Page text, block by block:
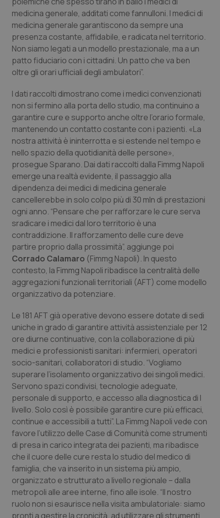
Lombardia
Marche
Molise
Piemonte
Provincia Autonoma di Bolzano
Provincia Autonoma di Trento
Puglia
Sardegna
Sicilia
Toscana
Umbria
Valle D’Aosta
Veneto
Dolore
Donna & Salute
Epatiti
HIV
Infezioni & Febbre
Ipertensione & Scompenso
Malattie rare
Malattia di Crohn & Rettocolite Ulcerosa
Neuroscienze & patologie neurodegenerative
Obesità
Oftalmologia
Oncodermatologia
Oncoematologia
Oncologia & Nutrizione
Psoriasi & pelle
Quotidiano Cardiologia
Quotidiano Chirurgia
Quotidiano Oncologia
Quotidiano Pediatria
Rene & patologie urogenitali
medicina generale, additati come fannulloni. I medici di
medicina generale garantiscono da sempre una
presenza costante, affidabile, e radicata nel territorio.
Non siamo legati a un modello prestazionale, ma a un
patto fiduciario con i cittadini. Un patto che va ben
oltre gli orari ufficiali degli ambulatori”.
I dati raccolti dimostrano come i medici convenzionati
non si fermino alla porta dello studio, ma continuino a
garantire cure e supporto anche oltre l’orario formale,
mantenendo un contatto costante con i pazienti. «La
nostra attività è ininterrotta e si estende nel tempo e
nello spazio della quotidianità delle persone»,
prosegue Sparano. Dai dati raccolti dalla Fimmg Napoli
emerge una realtà evidente, il passaggio alla
dipendenza dei medici di medicina generale
cancellerebbe in solo colpo più di 30 mln di prestazioni
ogni anno. “Pensare che per rafforzare le cure serva
sradicare i medici dal loro territorio è una
contraddizione. Il rafforzamento delle cure deve
partire proprio dalla prossimità”, aggiunge poi
Corrado Calamaro (Fimmg Napoli). In questo
contesto, la Fimmg Napoli ribadisce la centralità delle
aggregazioni funzionali territoriali (AFT) come modello
organizzativo da potenziare.
Le 181 AFT già operative devono essere dotate di sedi
uniche in grado di garantire attività assistenziale per 12
ore diurne continuative, con la collaborazione di più
medici e professionisti sanitari: infermieri, operatori
socio-sanitari, collaboratori di studio. “Vogliamo
superare l’isolamento organizzativo dei singoli medici.
Servono spazi condivisi, tecnologie adeguate,
personale di supporto, e accesso alla diagnostica di I
livello. Solo così è possibile garantire cure più efficaci,
continue e accessibili a tutti”. La Fimmg Napoli vede con
favore l’utilizzo delle Case di Comunità come strumenti
di presa in carico integrata dei pazienti, ma ribadisce
che il cuore delle cure resta lo studio del medico di
famiglia, che va inserito in un sistema più ampio,
organizzato e strutturato a livello regionale – dalla
metropoli alle aree interne, fino alle isole. “Il nostro
ruolo non si esaurisce nella visita ambulatoriale: siamo
pronti a gestire la cronicità, ad utilizzare gli strumenti